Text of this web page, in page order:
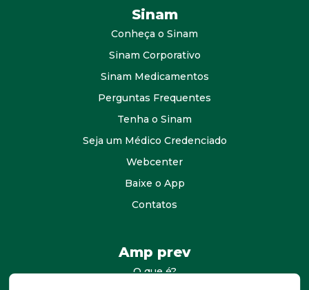
Sinam
Conheça o Sinam
Sinam Corporativo
Sinam Medicamentos
Perguntas Frequentes
Tenha o Sinam
Seja um Médico Credenciado
Webcenter
Baixe o App
Contatos
Amp prev
O que é?